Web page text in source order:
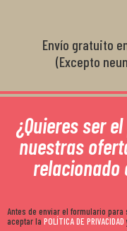
Envío gratuito
(Excepto
¿Quieres ser
nuestras
relacionado
Antes de enviar el formulario
aceptar la POLÍTICA DE PRIVACIDAD